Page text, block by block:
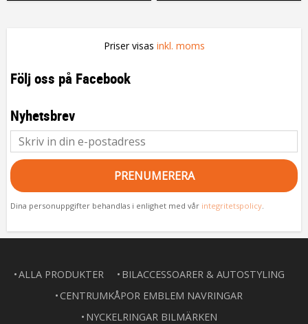
Priser visas inkl. moms
Följ oss på Facebook
Nyhetsbrev
PRENUMERERA
Dina personuppgifter behandlas i enlighet med vår integritetspolicy
ALLA PRODUKTER
BILACCESSOARER & AUTOSTYLING
CENTRUMKÅPOR EMBLEM NAVRINGAR
NYCKELRINGAR BILMÄRKEN